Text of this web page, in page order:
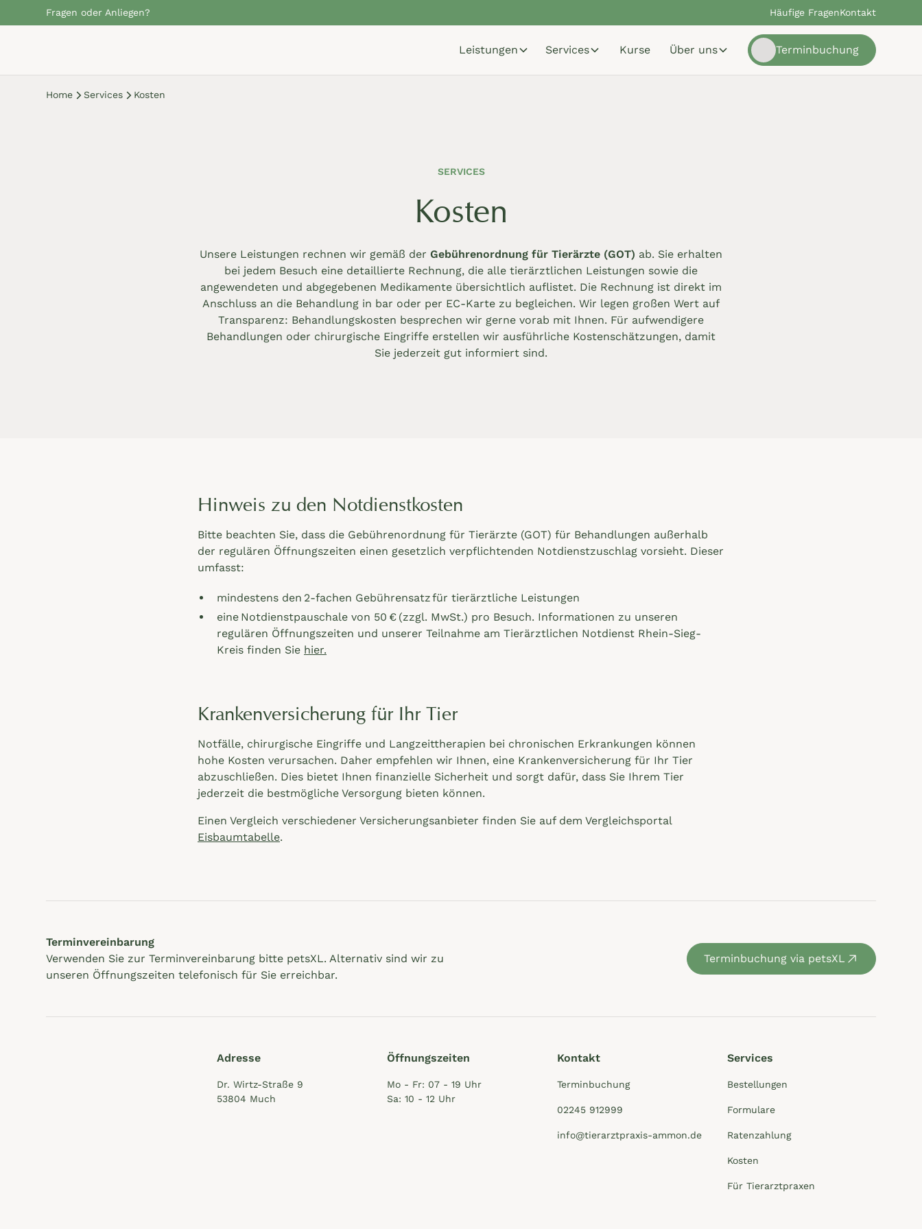
Fragen oder Anliegen? Häufige FragenKontakt
Leistungen Services Kurse Über uns Terminbuchung
Home Services Kosten
SERVICES
Kosten
Unsere Leistungen rechnen wir gemäß der Gebührenordnung für Tierärzte (GOT) ab. Sie erhalten
bei jedem Besuch eine detaillierte Rechnung, die alle tierärztlichen Leistungen sowie die
angewendeten und abgegebenen Medikamente übersichtlich auflistet. Die Rechnung ist direkt im
Anschluss an die Behandlung in bar oder per EC-Karte zu begleichen. Wir legen großen Wert auf
Transparenz: Behandlungskosten besprechen wir gerne vorab mit Ihnen. Für aufwendigere
Behandlungen oder chirurgische Eingriffe erstellen wir ausführliche Kostenschätzungen, damit
Sie jederzeit gut informiert sind.
Hinweis zu den Notdienstkosten
Bitte beachten Sie, dass die Gebührenordnung für Tierärzte (GOT) für Behandlungen außerhalb
der regulären Öffnungszeiten einen gesetzlich verpflichtenden Notdienstzuschlag vorsieht. Dieser
umfasst:
mindestens den 2-fachen Gebührensatz für tierärztliche Leistungen
eine Notdienstpauschale von 50 € (zzgl. MwSt.) pro Besuch. Informationen zu unseren
regulären Öffnungszeiten und unserer Teilnahme am Tierärztlichen Notdienst Rhein-Sieg-
Kreis finden Sie hier.
Krankenversicherung für Ihr Tier
Notfälle, chirurgische Eingriffe und Langzeittherapien bei chronischen Erkrankungen können
hohe Kosten verursachen. Daher empfehlen wir Ihnen, eine Krankenversicherung für Ihr Tier
abzuschließen. Dies bietet Ihnen finanzielle Sicherheit und sorgt dafür, dass Sie Ihrem Tier
jederzeit die bestmögliche Versorgung bieten können.
Einen Vergleich verschiedener Versicherungsanbieter finden Sie auf dem Vergleichsportal
Eisbaumtabelle.
Terminvereinbarung
Verwenden Sie zur Terminvereinbarung bitte petsXL. Alternativ sind wir zu
unseren Öffnungszeiten telefonisch für Sie erreichbar.
Terminbuchung via petsXL
Adresse
Dr. Wirtz-Straße 9
53804 Much
Öffnungszeiten
Mo - Fr: 07 - 19 Uhr
Sa: 10 - 12 Uhr
Kontakt
Terminbuchung
02245 912999
info@tierarztpraxis-ammon.de
Services
Bestellungen
Formulare
Ratenzahlung
Kosten
Für Tierarztpraxen